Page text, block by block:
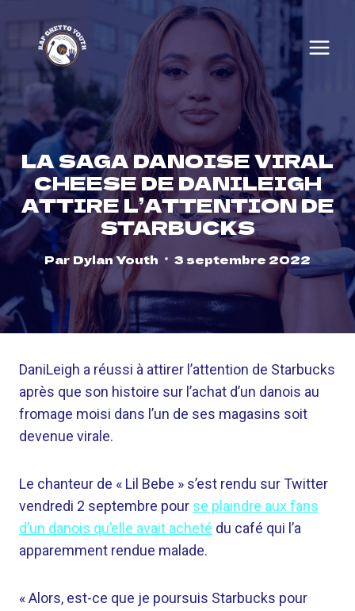
content
LA SAGA DANOISE VIRAL
CHEESE DE DANILEIGH
ATTIRE L’ATTENTION DE
STARBUCKS
Par Dylan Youth 3 septembre 2022
DaniLeigh a réussi à attirer l’attention de Starbucks
après que son histoire sur l’achat d’un danois au
fromage moisi dans l’un de ses magasins soit
devenue virale.
Le chanteur de « Lil Bebe » s’est rendu sur Twitter
vendredi 2 septembre pour se plaindre aux fans
d’un danois qu’elle avait acheté du café qui l’a
apparemment rendue malade.
« Alors, est-ce que je poursuis Starbucks pour